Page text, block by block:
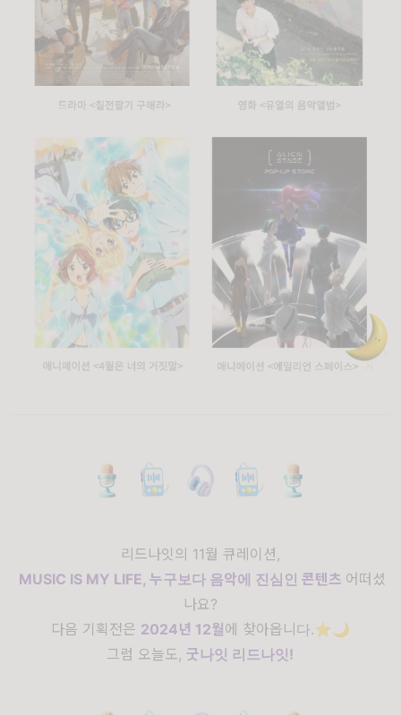
리드나잇의 11월 큐레이션,
MUSIC IS MY LIFE, 누구보다 음악에 진심인 콘텐츠 어떠셨
나요?
다음 기획전은 2024년 12월에 찾아옵니다.⭐️🌙
그럼 오늘도,굿나잇 리드나잇!